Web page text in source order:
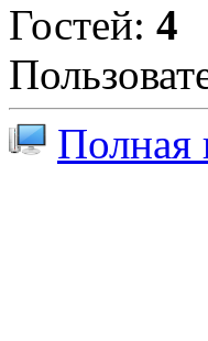
Гостей: 4
Полная